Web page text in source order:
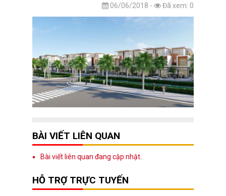
06/06/2018 - Đã xem: 0
BÀI VIẾT LIÊN QUAN
Bài viết liên quan đang cập nhật.
HỖ TRỢ TRỰC TUYẾN